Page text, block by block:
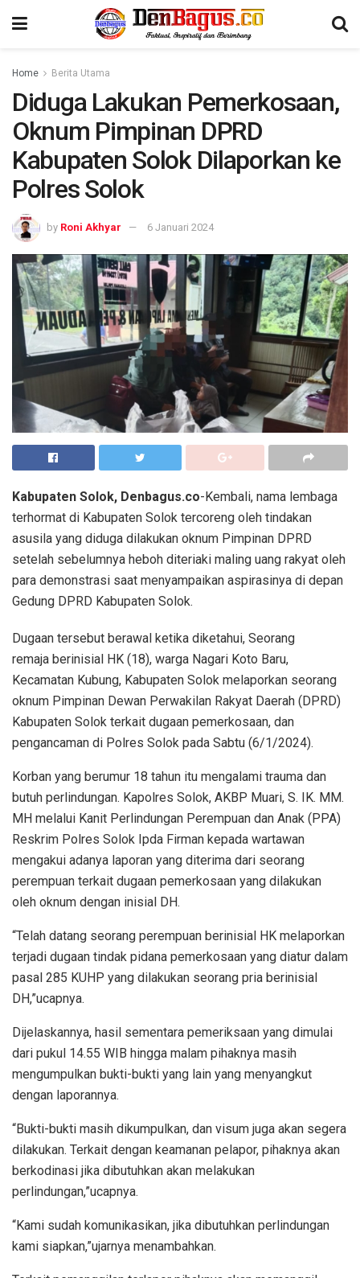
Home Berita Utama
Diduga Lakukan Pemerkosaan,
Oknum Pimpinan DPRD
Kabupaten Solok Dilaporkan ke
Polres Solok
by Roni Akhyar 6 Januari 2024
Kabupaten Solok, Denbagus.co-Kembali, nama lembaga
terhormat di Kabupaten Solok tercoreng oleh tindakan
asusila yang diduga dilakukan oknum Pimpinan DPRD
setelah sebelumnya heboh diteriaki maling uang rakyat oleh
para demonstrasi saat menyampaikan aspirasinya di depan
Gedung DPRD Kabupaten Solok.
Dugaan tersebut berawal ketika diketahui, Seorang
remaja berinisial HK (18), warga Nagari Koto Baru,
Kecamatan Kubung, Kabupaten Solok melaporkan seorang
oknum Pimpinan Dewan Perwakilan Rakyat Daerah (DPRD)
Kabupaten Solok terkait dugaan pemerkosaan, dan
pengancaman di Polres Solok pada Sabtu (6/1/2024).
Korban yang berumur 18 tahun itu mengalami trauma dan
butuh perlindungan. Kapolres Solok, AKBP Muari, S. IK. MM.
MH melalui Kanit Perlindungan Perempuan dan Anak (PPA)
Reskrim Polres Solok Ipda Firman kepada wartawan
mengakui adanya laporan yang diterima dari seorang
perempuan terkait dugaan pemerkosaan yang dilakukan
oleh oknum dengan inisial DH.
“Telah datang seorang perempuan berinisial HK melaporkan
terjadi dugaan tindak pidana pemerkosaan yang diatur dalam
pasal 285 KUHP yang dilakukan seorang pria berinisial
DH,”ucapnya.
Dijelaskannya, hasil sementara pemeriksaan yang dimulai
dari pukul 14.55 WIB hingga malam pihaknya masih
mengumpulkan bukti-bukti yang lain yang menyangkut
dengan laporannya.
“Bukti-bukti masih dikumpulkan, dan visum juga akan segera
dilakukan. Terkait dengan keamanan pelapor, pihaknya akan
berkodinasi jika dibutuhkan akan melakukan
perlindungan,”ucapnya.
“Kami sudah komunikasikan, jika dibutuhkan perlindungan
kami siapkan,”ujarnya menambahkan.